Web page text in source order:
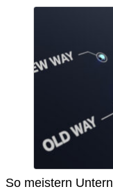
So meistern